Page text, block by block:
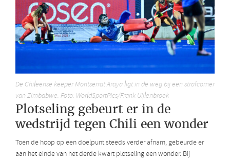
De Chileense keeper Montserrat Araya ligt in de weg bij een strafcorner
van Zimbabwe. Foto: WorldSportPics/Frank Uijlenbroek
Plotseling gebeurt er in de
wedstrijd tegen Chili een wonder
Toen de hoop op een doelpunt steeds verder afnam, gebeurde er
aan het einde van het derde kwart plotseling een wonder. Bij